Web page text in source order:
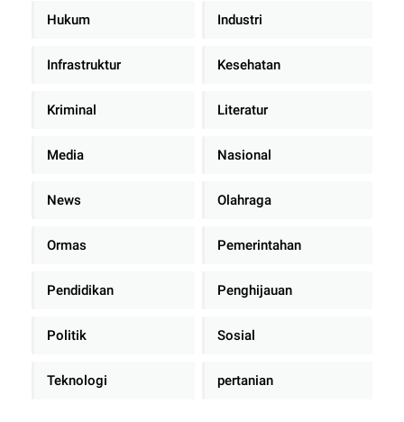
Hukum Industri
Infrastruktur Kesehatan
Kriminal Literatur
Media Nasional
News Olahraga
Ormas Pemerintahan
Pendidikan Penghijauan
Politik Sosial
Teknologi pertanian